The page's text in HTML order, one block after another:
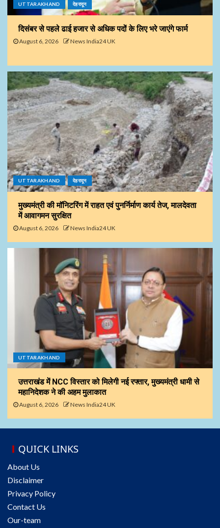
UTTARAKHAND देहरादून
दिसंबर से पहले ढाई हजार से अधिक पदों के लिए भरे जाएंगे फार्म
August 6, 2026 News India24 UK
UTTARAKHAND देहरादून
मुख्यमंत्री की मॉनिटरिंग में राहत एवं पुनर्निर्माण कार्य तेज, मालदेवता
में आवागमन सुरक्षित
August 6, 2026 News India24 UK
UTTARAKHAND
उत्तराखंड में NCC विस्तार को मिलेगी नई रफ्तार, मुख्यमंत्री धामी से
महानिदेशक ने की अहम मुलाकात
August 6, 2026 News India24 UK
QUICK LINKS
About Us
Disclaimer
Privacy Policy
Contact Us
Our-team